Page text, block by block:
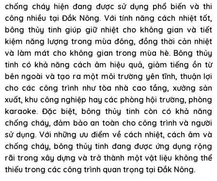
chống cháy hiện đang được sử dụng phổ biến và thi
công nhiều tại Đắk Nông. Với tính năng cách nhiệt tốt,
bông thủy tinh giúp giữ nhiệt cho không gian và tiết
kiệm năng lượng trong mùa đông, đồng thời cản nhiệt
và làm mát cho không gian trong mùa hè. Bông thủy
tinh có khả năng cách âm hiệu quả, giảm tiếng ồn từ
bên ngoài và tạo ra một môi trường yên tĩnh, thuận lợi
cho các công trình như tòa nhà cao tầng, xưởng sản
xuất, khu công nghiệp hay các phòng hội trường, phòng
karaoke. Đặc biệt, bông thủy tinh còn có khả năng
chống cháy, đảm bảo an toàn cho công trình và người
sử dụng. Với những ưu điểm về cách nhiệt, cách âm và
chống cháy, bông thủy tinh đang được ứng dụng rộng
rãi trong xây dựng và trở thành một vật liệu không thể
thiếu trong các công trình quan trọng tại Đắk Nông.